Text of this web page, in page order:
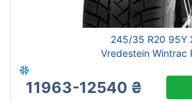
245/35 R20 95Y
Vredestein Wintrac
11963-12540 ₴